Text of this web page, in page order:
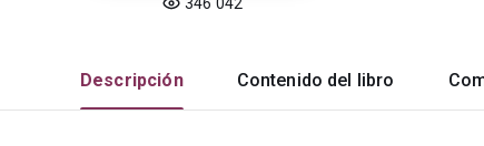
Descripción Contenido del libro